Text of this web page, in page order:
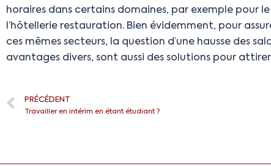
horaires dans certains domaines, par exemple pour
l’hôtellerie restauration. Bien évidemment, pour
ces mêmes secteurs, la question d’une hausse des
avantages divers, sont aussi des solutions pour
PRÉCÉDENT
Travailler en intérim en étant étudiant ?